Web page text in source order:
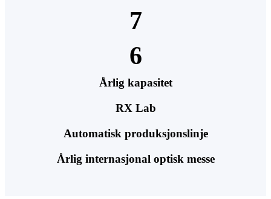
7
6
Årlig kapasitet
RX Lab
Automatisk produksjonslinje
Årlig internasjonal optisk messe